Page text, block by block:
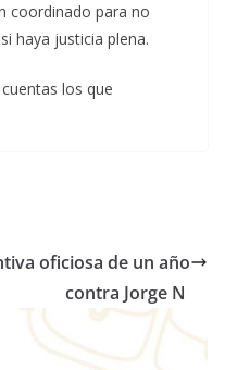
coordinado para no
haya justicia plena.
los que
oficiosa de un año
contra Jorge N